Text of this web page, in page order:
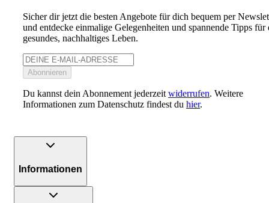
Sicher dir jetzt die besten Angebote für dich bequem per
und entdecke einmalige Gelegenheiten und spannende Tipps für
gesundes, nachhaltiges Leben.
Abonnieren
Du kannst dein Abonnement jederzeit widerrufen. Weitere
Informationen zum Datenschutz findest du hier.
Informationen